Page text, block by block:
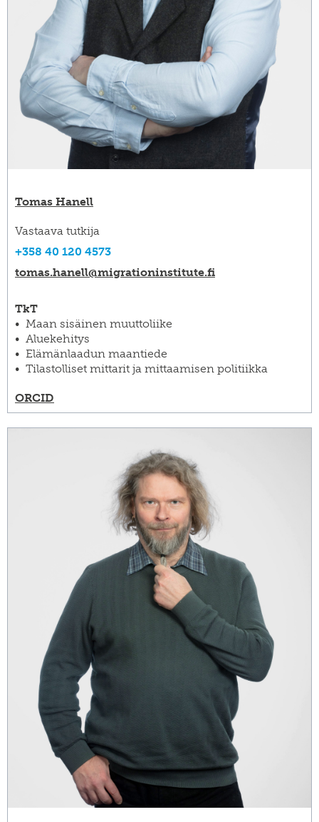
Tomas Hanell
Vastaava tutkija
+358 40 120 4573
tomas.hanell@​migrationinstitute.fi
TkT
Maan sisäinen muuttoliike
Aluekehitys
Elämänlaadun maantiede
Tilastolliset mittarit ja mittaamisen politiikka
ORCID